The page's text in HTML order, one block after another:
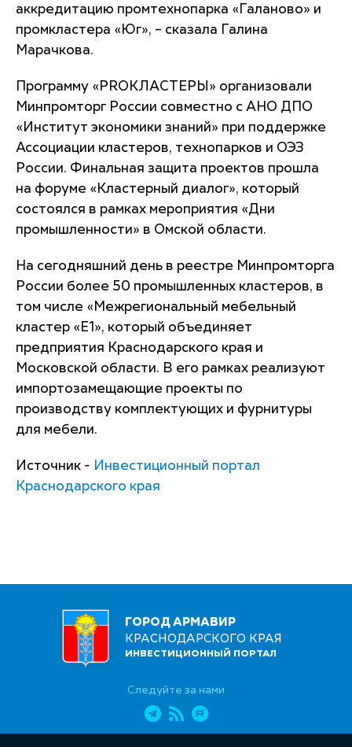
аккредитацию промтехнопарка «Галаново» и
промкластера «Юг», – сказала Галина
Марачкова.
Программу «PROКЛАСТЕРЫ» организовали
Минпромторг России совместно с АНО ДПО
«Институт экономики знаний» при поддержке
Ассоциации кластеров, технопарков и ОЭЗ
России. Финальная защита проектов прошла
на форуме «Кластерный диалог», который
состоялся в рамках мероприятия «Дни
промышленности» в Омской области.
На сегодняшний день в реестре Минпромторга
России более 50 промышленных кластеров, в
том числе «Межрегиональный мебельный
кластер «Е1», который объединяет
предприятия Краснодарского края и
Московской области. В его рамках реализуют
импортозамещающие проекты по
производству комплектующих и фурнитуры
для мебели.
Источник - Инвестиционный портал
Краснодарского края
ГОРОД АРМАВИР
КРАСНОДАРСКОГО КРАЯ
ИНВЕСТИЦИОННЫЙ ПОРТАЛ
Следуйте за нами